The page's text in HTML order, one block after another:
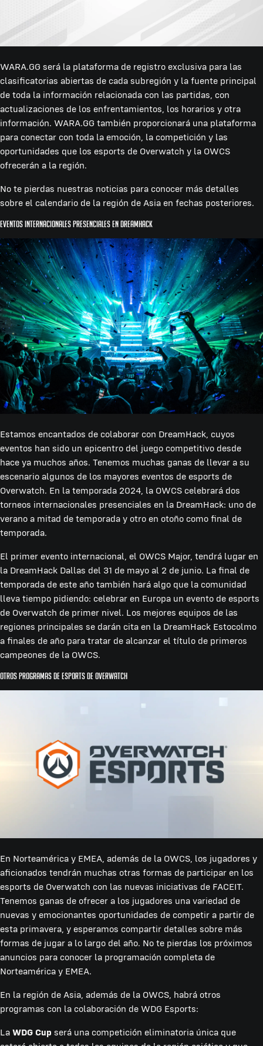
WARA.GG será la plataforma de registro exclusiva para las
clasificatorias abiertas de cada subregión y la fuente principal
de toda la información relacionada con las partidas, con
actualizaciones de los enfrentamientos, los horarios y otra
información. WARA.GG también proporcionará una plataforma
para conectar con toda la emoción, la competición y las
oportunidades que los esports de Overwatch y la OWCS
ofrecerán a la región.
No te pierdas nuestras noticias para conocer más detalles
sobre el calendario de la región de Asia en fechas posteriores.
Eventos internacionales presenciales en DreamHack
Estamos encantados de colaborar con DreamHack, cuyos
eventos han sido un epicentro del juego competitivo desde
hace ya muchos años. Tenemos muchas ganas de llevar a su
escenario algunos de los mayores eventos de esports de
Overwatch. En la temporada 2024, la OWCS celebrará dos
torneos internacionales presenciales en la DreamHack: uno de
verano a mitad de temporada y otro en otoño como final de
temporada.
El primer evento internacional, el OWCS Major, tendrá lugar en
la DreamHack Dallas del 31 de mayo al 2 de junio. La final de
temporada de este año también hará algo que la comunidad
lleva tiempo pidiendo: celebrar en Europa un evento de esports
de Overwatch de primer nivel. Los mejores equipos de las
regiones principales se darán cita en la DreamHack Estocolmo
a finales de año para tratar de alcanzar el título de primeros
campeones de la OWCS.
Otros programas de esports de Overwatch
En Norteamérica y EMEA, además de la OWCS, los jugadores y
aficionados tendrán muchas otras formas de participar en los
esports de Overwatch con las nuevas iniciativas de FACEIT.
Tenemos ganas de ofrecer a los jugadores una variedad de
nuevas y emocionantes oportunidades de competir a partir de
esta primavera, y esperamos compartir detalles sobre más
formas de jugar a lo largo del año. No te pierdas los próximos
anuncios para conocer la programación completa de
Norteamérica y EMEA.
En la región de Asia, además de la OWCS, habrá otros
programas con la colaboración de WDG Esports:
La WDG Cup será una competición eliminatoria única que